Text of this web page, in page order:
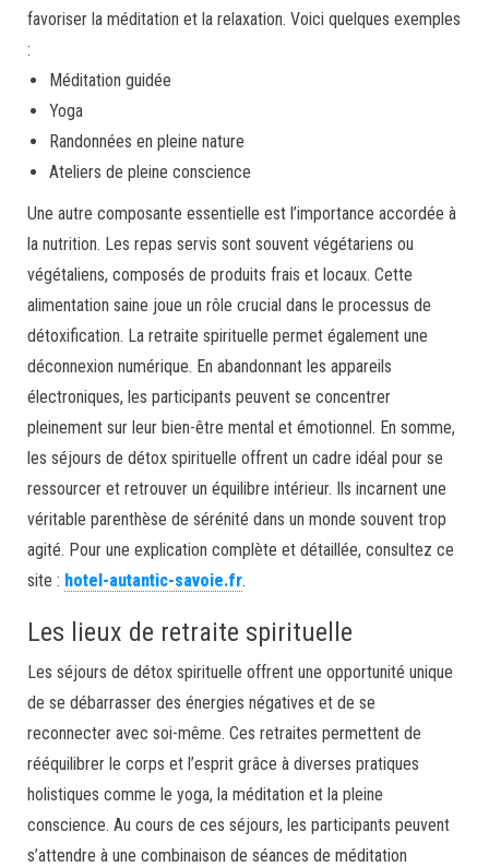
favoriser la méditation et la relaxation. Voici quelques exemples
:
Méditation guidée
Yoga
Randonnées en pleine nature
Ateliers de pleine conscience
Une autre composante essentielle est l’importance accordée à
la nutrition. Les repas servis sont souvent végétariens ou
végétaliens, composés de produits frais et locaux. Cette
alimentation saine joue un rôle crucial dans le processus de
détoxification. La retraite spirituelle permet également une
déconnexion numérique. En abandonnant les appareils
électroniques, les participants peuvent se concentrer
pleinement sur leur bien-être mental et émotionnel. En somme,
les séjours de détox spirituelle offrent un cadre idéal pour se
ressourcer et retrouver un équilibre intérieur. Ils incarnent une
véritable parenthèse de sérénité dans un monde souvent trop
agité. Pour une explication complète et détaillée, consultez ce
site : hotel-autantic-savoie.fr.
Les lieux de retraite spirituelle
Les séjours de détox spirituelle offrent une opportunité unique
de se débarrasser des énergies négatives et de se
reconnecter avec soi-même. Ces retraites permettent de
rééquilibrer le corps et l’esprit grâce à diverses pratiques
holistiques comme le yoga, la méditation et la pleine
conscience. Au cours de ces séjours, les participants peuvent
s’attendre à une combinaison de séances de méditation